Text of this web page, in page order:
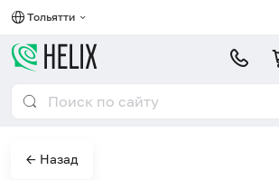
Тольятти
← Назад